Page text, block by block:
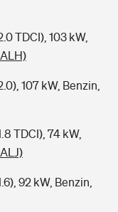
TDCI), 103 kW,
107 kW, Benzin,
TDCI), 74 kW,
92 kW, Benzin,